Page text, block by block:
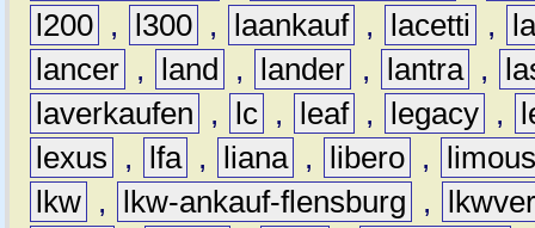
l200 , l300 , laankauf , lacetti ,
lancer , land , lander , lantra ,
laverkaufen
, lc , leaf , legacy ,
lexus
, lfa , liana , libero ,
lkw , lkw-ankauf-flensburg ,